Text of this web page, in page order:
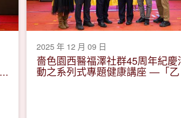
2025 年 12 月 09 日
嗇色園西醫福澤社群45周年紀慶
動之系列式專題健康講座 —「乙